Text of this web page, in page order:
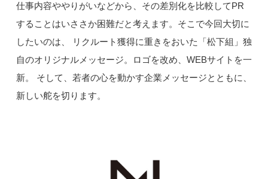
仕事内容ややりがいなどから、その差別化を比較してPR
することはいささか困難だと考えます。そこで今回大切に
したいのは、 リクルート獲得に重きをおいた「松下組」独
自のオリジナルメッセージ。ロゴを改め、WEBサイトを一
新。 そして、若者の心を動かす企業メッセージとともに、
新しい舵を切ります。